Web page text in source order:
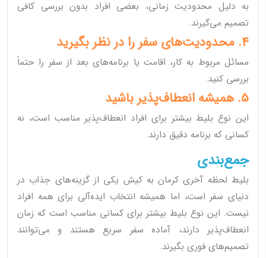
به دلیل محدودیت زمانی، بعضی افراد بدون بررسی کافی
تصمیم می‌گیرند.
4. محدودیت‌های سفر را در نظر بگیرید
مسائل مربوط به کار، اقامت یا برنامه‌های بعد از سفر را حتماً
بررسی کنید.
5. همیشه انعطاف‌پذیر باشید
این نوع بلیط بیشتر برای افراد انعطاف‌پذیر مناسب است، نه
کسانی که برنامه دقیق دارند.
جمع‌بندی
بلیط لحظه آخری کرمان به کیش یکی از گزینه‌های جذاب در
دنیای سفر است، اما همیشه انتخاب ایده‌آلی برای همه افراد
نیست. این نوع بلیط بیشتر برای کسانی مناسب است که زمان
انعطاف‌پذیر دارند، آماده سفر سریع هستند و می‌توانند
تصمیم‌های فوری بگیرند.